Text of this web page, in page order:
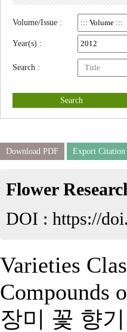
Volume/Issue :
Year(s) :
Search :
Search
Download PDF Export Citation
Flower
DOI : https://
Varieties
Compounds
장미 꽃 향